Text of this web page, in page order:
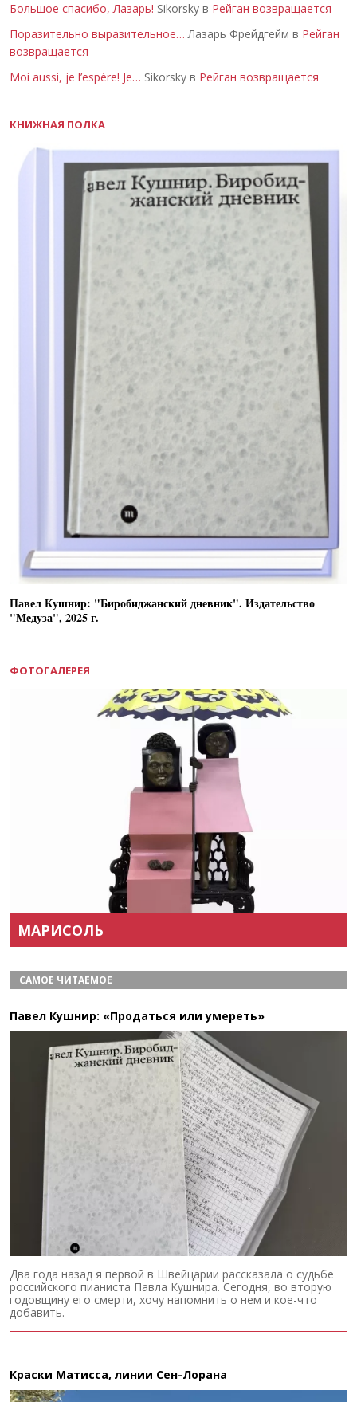
Большое спасибо, Лазарь! Sikorsky в Рейган возвращается
Поразительно выразительное… Лазарь Фрейдгейм в Рейган
возвращается
Moi aussi, je l’espère! Je… Sikorsky в Рейган возвращается
КНИЖНАЯ ПОЛКА
Павел Кушнир: "Биробиджанский дневник". Издательство
"Медуза", 2025 г.
ФОТОГАЛЕРЕЯ
МАРИСОЛЬ
САМОЕ ЧИТАЕМОЕ
Павел Кушнир: «Продаться или умереть»
Два года назад я первой в Швейцарии рассказала о судьбе
российского пианиста Павла Кушнира. Сегодня, во вторую
годовщину его смерти, хочу напомнить о нем и кое-что
добавить.
Краски Матисса, линии Сен-Лорана